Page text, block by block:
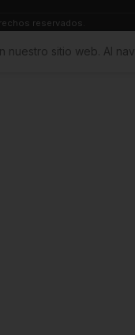
reservados.
nuestro sitio web. Al